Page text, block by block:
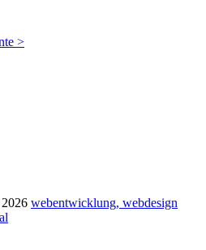
>
webentwicklung, webdesign